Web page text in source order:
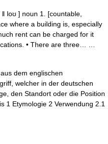
ǁ loʊ ] noun 1. [countable,
where a building is, especially
rent can be charged for it
• There are three… …
dem englischen
welcher in der deutschen
den Standort oder die Position
1 Etymologie 2 Verwendung 2.1